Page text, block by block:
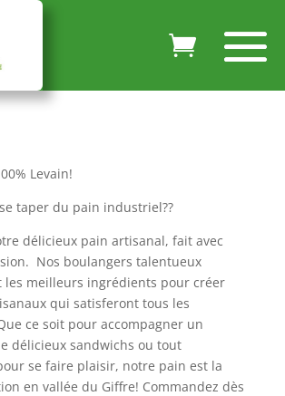
Levain!
taper du pain industriel??
délicieux pain artisanal, fait avec
Nos boulangers talentueux
les meilleurs ingrédients pour créer
qui satisferont tous les
ce soit pour accompagner un
délicieux sandwichs ou tout
se faire plaisir, notre pain est la
en vallée du Giffre! Commandez dès